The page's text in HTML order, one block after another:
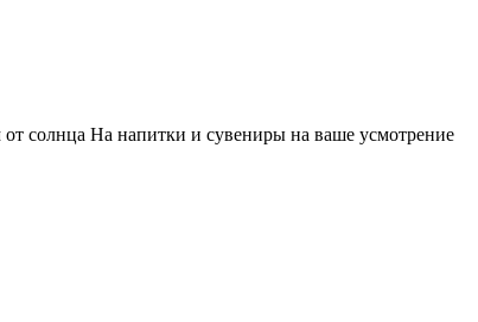
солнца На напитки и сувениры на ваше усмотрение